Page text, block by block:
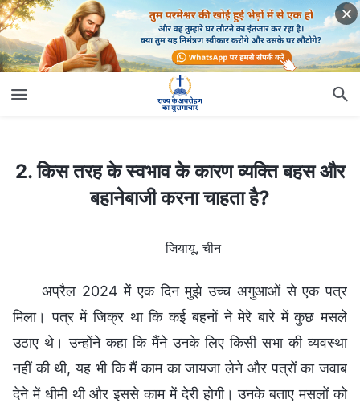
2. किस तरह के स्वभाव के कारण व्यक्ति बहस और
बहानेबाजी करना चाहता है?
जियायू, चीन
अप्रैल 2024 में एक दिन मुझे उच्च अगुआओं से एक पत्र
मिला। पत्र में जिक्र था कि कई बहनों ने मेरे बारे में कुछ मसले
उठाए थे। उन्होंने कहा कि मैंने उनके लिए किसी सभा की व्यवस्था
नहीं की थी, यह भी कि मैं काम का जायजा लेने और पत्रों का जवाब
देने में धीमी थी और इससे काम में देरी होगी। उनके बताए मसलों को